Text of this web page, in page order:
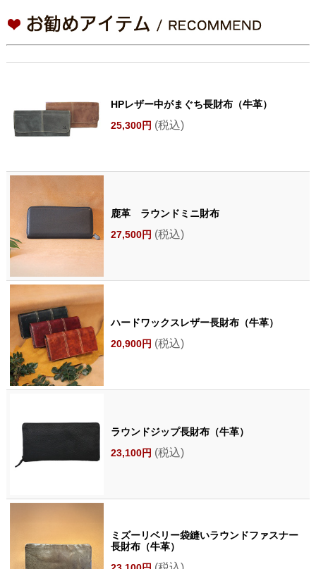
HPレザー中がまぐち長財布（牛革）
25,300円 (税込)
鹿革 ラウンドミニ財布
27,500円 (税込)
ハードワックスレザー長財布（牛革）
20,900円 (税込)
ラウンドジップ長財布（牛革）
23,100円 (税込)
ミズーリベリー袋縫いラウンドファスナー
長財布（牛革）